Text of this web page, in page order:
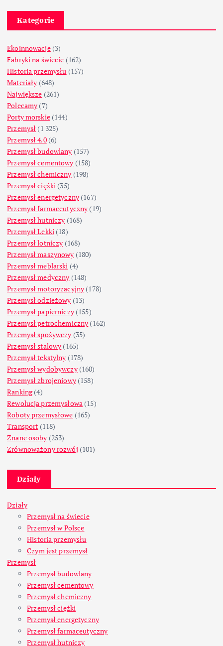
Kategorie
Ekoinnowacje(3)
Fabryki na świecie (162)
Historia przemysłu (157)
Materiały (648)
Największe (261)
Polecamy (7)
Porty morskie(144)
Przemysł (1 325)
Przemysł 4.0(6)
Przemysł budowlany (157)
Przemysł cementowy (158)
Przemysł chemiczny (198)
Przemysł ciężki (35)
Przemysł energetyczny (167)
Przemysł farmaceutyczny (19)
Przemysł hutniczy (168)
Przemysł Lekki (18)
Przemysł lotniczy (168)
Przemysł maszynowy (180)
Przemysł meblarski (4)
Przemysł medyczny (148)
Przemysł motoryzacyjny (178)
Przemysł odzieżowy (13)
Przemysł papierniczy(155)
Przemysł petrochemiczny (162)
Przemysł spożywczy (35)
Przemysł stalowy (165)
Przemysł tekstylny (178)
Przemysł wydobywczy(160)
Przemysł zbrojeniowy(158)
Ranking(4)
Rewolucja przemysłowa (15)
Roboty przemysłowe (165)
Transport (118)
Znane osoby (253)
Zrównoważony rozwój (101)
Działy
Działy
Przemysł na świecie
Przemysł w Polsce
Historia przemysłu
Czym jest przemysł
Przemysł
Przemysł budowlany
Przemysł cementowy
Przemysł chemiczny
Przemysł ciężki
Przemysł energetyczny
Przemysł farmaceutyczny
Przemysł hutniczy